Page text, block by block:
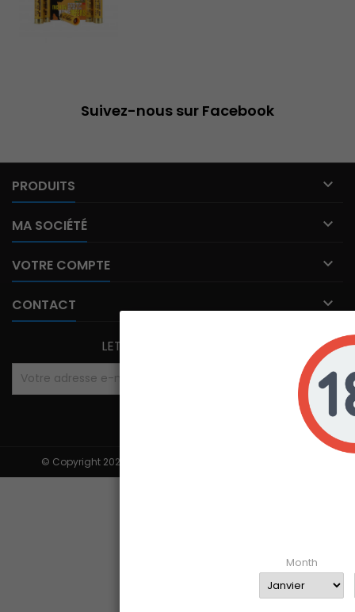
Suivez-nous sur Facebook
PRODUITS 
MA SOCIÉTÉ 
VOTRE COMPTE 
CONTACT 
Month
LETTRE D'INFORMATIONS
© Copyright 2026 Ibr-rechargement. All Rights Reserved.